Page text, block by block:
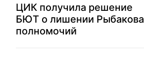
ЦИК получила решение
БЮТ о лишении Рыбакова
полномочий